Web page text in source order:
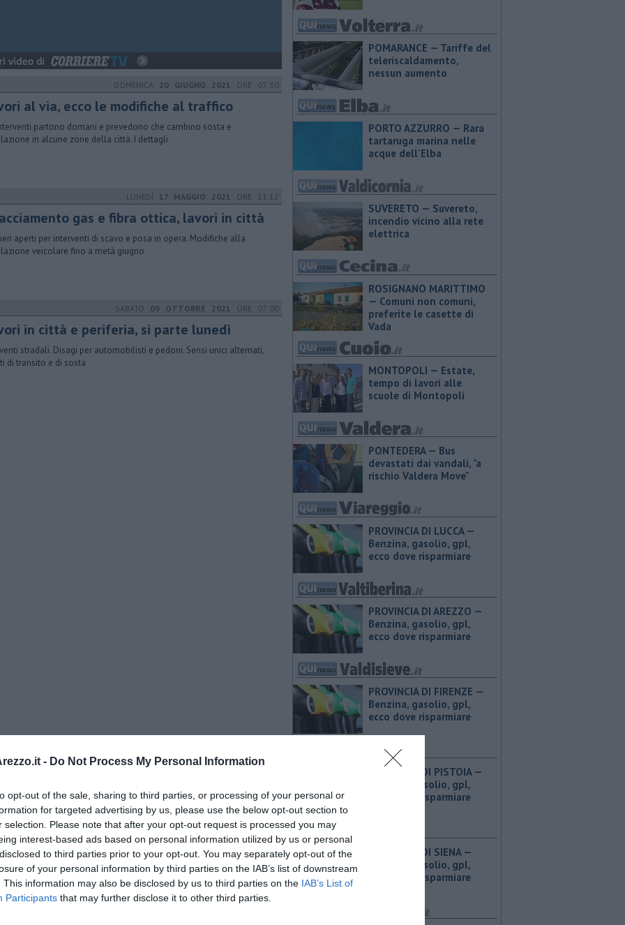
- Do Not Process My Personal Information
opt-out of the sale, sharing to third parties, or processing of your personal or
for targeted advertising by us, please use the below opt-out section to
selection. Please note that after your opt-out request is processed you may
interest-based ads based on personal information utilized by us or personal
to third parties prior to your opt-out. You may separately opt-out of the
of your personal information by third parties on the IAB’s list of downstream
This information may also be disclosed by us to third parties on the IAB’s List of
Participants that may further disclose it to other third parties.
DOMENICA 20 GIUGNO 2021 ORE 07:30
al via, ecco le modifiche al traffico
partono domani e prevedono che cambino sosta e
in alcune zone della città. I dettagli
LUNEDÌ 17 MAGGIO 2021 ORE 11:12
gas e fibra ottica, lavori in città
aperti per interventi di scavo e posa in opera. Modifiche alla
veicolare fino a metà giugno
SABATO 09 OTTOBRE 2021 ORE 07:00
in città e periferia, si parte lunedì
stradali. Disagi per automobilisti e pedoni. Sensi unici alternati,
di transito e di sosta
POMARANCE — Tariffe del
teleriscaldamento,
nessun aumento
PORTO AZZURRO — Rara
tartaruga marina nelle
acque dell'Elba
SUVERETO — Suvereto,
incendio vicino alla rete
elettrica
ROSIGNANO MARITTIMO
— Comuni non comuni,
preferite le casette di
Vada
MONTOPOLI — Estate,
tempo di lavori alle
scuole di Montopoli
PONTEDERA — Bus
devastati dai vandali, "a
rischio Valdera Move"
PROVINCIA DI LUCCA — ​
Benzina, gasolio, gpl,
ecco dove risparmiare
PROVINCIA DI AREZZO — ​
Benzina, gasolio, gpl,
ecco dove risparmiare
PROVINCIA DI FIRENZE — ​
Benzina, gasolio, gpl,
ecco dove risparmiare
PROVINCIA DI PISTOIA — ​
Benzina, gasolio, gpl,
ecco dove risparmiare
PROVINCIA DI SIENA — ​
Benzina, gasolio, gpl,
ecco dove risparmiare